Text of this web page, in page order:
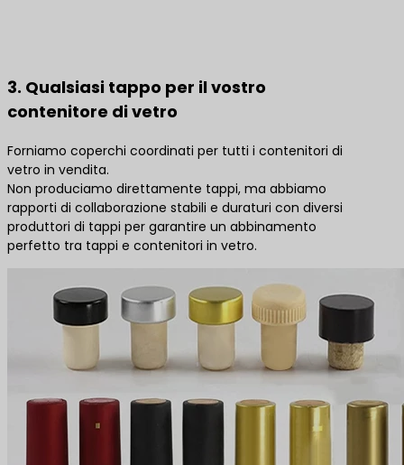
3. Qualsiasi tappo per il vostro
contenitore di vetro
Forniamo coperchi coordinati per tutti i contenitori di
vetro in vendita.
Non produciamo direttamente tappi, ma abbiamo
rapporti di collaborazione stabili e duraturi con diversi
produttori di tappi per garantire un abbinamento
perfetto tra tappi e contenitori in vetro.